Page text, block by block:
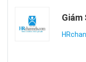
Giám